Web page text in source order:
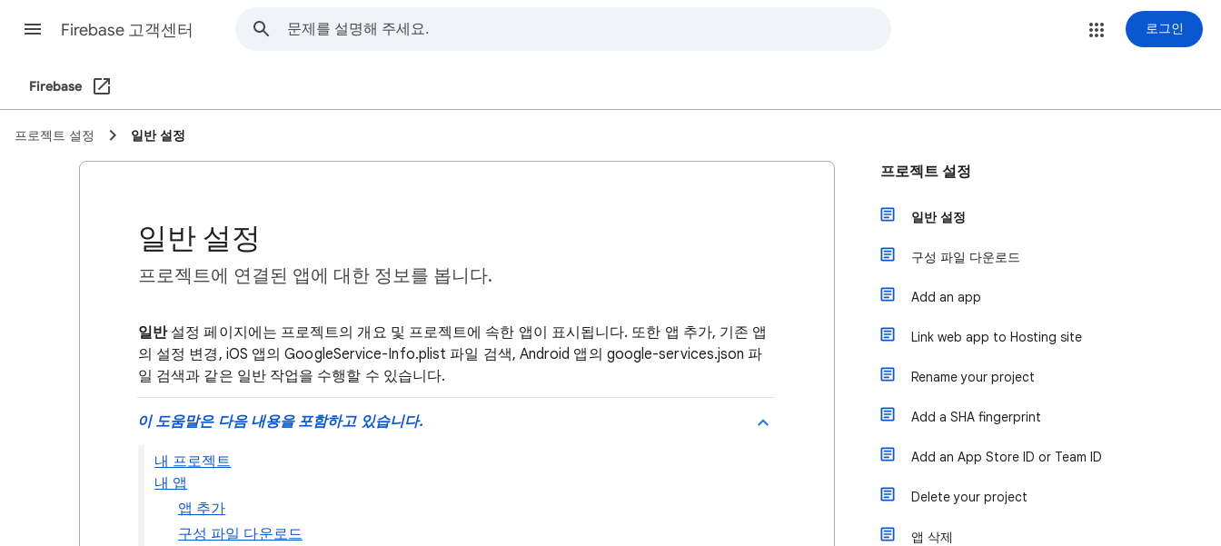
Firebase 고객센터 로그인
Firebase
프로젝트 설정 일반 설정
일반 설정
프로젝트에 연결된 앱에 대한 정보를 봅니다.
일반설정 페이지에는 프로젝트의 개요 및 프로젝트에 속한 앱이 표시됩니다. 또한 앱 추가, 기존 앱
의 설정 변경, iOS 앱의 GoogleService-Info.plist 파일 검색, Android 앱의 google-services.json 파
일 검색과 같은 일반 작업을 수행할 수 있습니다.
이 도움말은 다음 내용을 포함하고 있습니다.
내 프로젝트
내 앱
앱 추가
구성 파일 다운로드
프로젝트 설정
일반 설정
구성 파일 다운로드
Add an app
Link web app to Hosting site
Rename your project
Add a SHA fingerprint
Add an App Store ID or Team ID
Delete your project
앱 삭제